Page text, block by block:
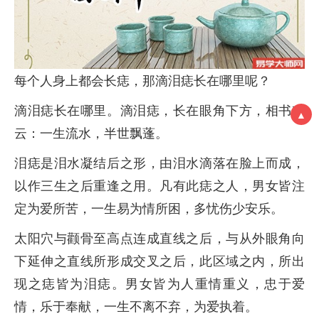
每个人身上都会长痣，那滴泪痣长在哪里呢？
滴泪痣长在哪里。滴泪痣，长在眼角下方，相书有
云：一生流水，半世飘蓬。
泪痣是泪水凝结后之形，由泪水滴落在脸上而成，
以作三生之后重逢之用。凡有此痣之人，男女皆注
定为爱所苦，一生易为情所困，多忧伤少安乐。
太阳穴与颧骨至高点连成直线之后，与从外眼角向
下延伸之直线所形成交叉之后，此区域之内，所出
现之痣皆为泪痣。男女皆为人重情重义，忠于爱
情，乐于奉献，一生不离不弃，为爱执着。
▲